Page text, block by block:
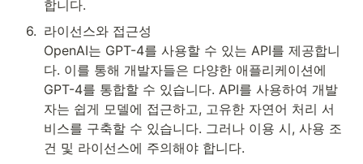
합니다.
6. 라이선스와 접근성
OpenAI는 GPT-4를 사용할 수 있는 API를 제공합니
다. 이를 통해 개발자들은 다양한 애플리케이션에
GPT-4를 통합할 수 있습니다. API를 사용하여 개발
자는 쉽게 모델에 접근하고, 고유한 자연어 처리 서
비스를 구축할 수 있습니다. 그러나 이용 시, 사용 조
건 및 라이선스에 주의해야 합니다.